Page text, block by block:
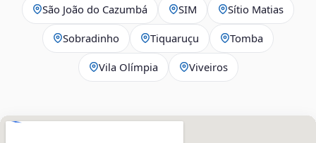
São João do Cazumbá SIM Sítio Matias
Sobradinho Tiquaruçu Tomba
Vila Olímpia Viveiros